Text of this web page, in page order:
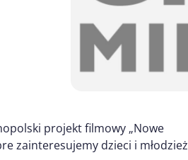
projekt filmowy „Nowe
zainteresujemy dzieci i młodzież